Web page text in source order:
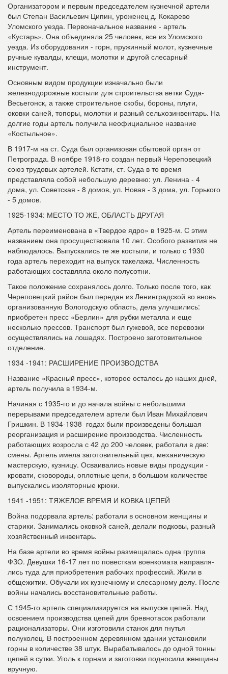
Организатором и первым председа­телем кузнечной артели
был Степан Васильевич Ципин, уроженец д. Кокарево
Уломского уезда. Первоначальное назва­ние - артель
«Кустарь». Она объединяла 25 человек, все из Уломского
уезда. Из оборудования - горн, пружинный молот, кузнечные
ручные кувалды, клещи, мо­лотки и другой слесарный
инструмент.
Основным видом продукции изначаль­но были
железнодорожные костыли для строительства ветки Суда-
Весьегонск, а также строительное скобы, бороны, плуги,
оковки саней, топоры, молотки и разный сельхозинвентарь. На
долгие годы артель получила неофициальное название
«Костыльное».
В 1917-м на ст. Суда был организован сбытовой орган от
Петрограда. В ноябре 1918-го создан первый Череповецкий
союз трудовых артелей. Кстати, ст. Суда в то вре­мя
представляла собой небольшую деревню: ул. Ленина - 4
дома, ул. Советская - 8 домов, ул. Новая - 3 дома, ул. Горького
- 5 домов.
1925-1934: МЕСТО ТО ЖЕ, ОБЛАСТЬ ДРУГАЯ
Артель переименована в «Твердое ядро» в 1925-м. С этим
названием она про­существовала 10 лет. Особого развития не
наблюдалось. Выпускались те же костыли, и только с 1930
года артель переходит на выпуск такелажа. Численность
работаю­щих составляла около полусотни.
Такое положение сохранялось долго. Только после того, как
Череповецкий район был передан из Ленинградской во вновь
ор­ганизованную Вологодскую область, дела улучшились:
приобретен пресс «Берлин» для рубки металла и еще
несколько прес­сов. Транспорт был гужевой, все перевозки
осуществлялись на лошадях. Построено заготовительное
отделение.
1934 -1941: РАСШИРЕНИЕ ПРОИЗВОДСТВА
Название «Красный пресс», которое осталось до наших дней,
артель получила в 1934-м.
Начиная с 1935-го и до начала войны с небольшими
перерывами председателем артели был Иван Михайлович
Гришкин. В 1934-1938 годах были произведены большая
реорганизация и расширение производства. Численность
работающих возросла с 42 до 200 человек, работали в две:
смены. Артель имела заготовительный цех, механическую
мастерскую, кузницу. Осваивались новые виды продукции -
кровати, сковороды, оплотные цепи, в большом количестве
вы­пускались изоляторные крюки.
1941 -1951: ТЯЖЕЛОЕ ВРЕМЯ И КОВКА ЦЕПЕЙ
Война подорвала артель: работали в основном женщины и
старики. Зани­мались оковкой саней, делали подковы, разный
хозяйственный инвентарь.
На базе артели во время войны разме­щалась одна группа
ФЗО. Девушки 16-17 лет по повесткам военкомата направля­
лись туда для приобретения рабочих про­фессий. Жили в
общежитии. Обучали их кузнечному и слесарному делу. После
вой­ны начались восстановительные работы.
С 1945-го артель специализируется на выпуске цепей. Над
освоением произ­водства цепей для бревнотасок работали
рационализаторы. Они изготовили станок для гнутья
полуколец. В построенном деревянном здании установили
горны в количестве 38 штук. Вырабатывалось до одной тонны
цепей в сутки. Уголь к горнам и заготовки подносили женщины
вручную.